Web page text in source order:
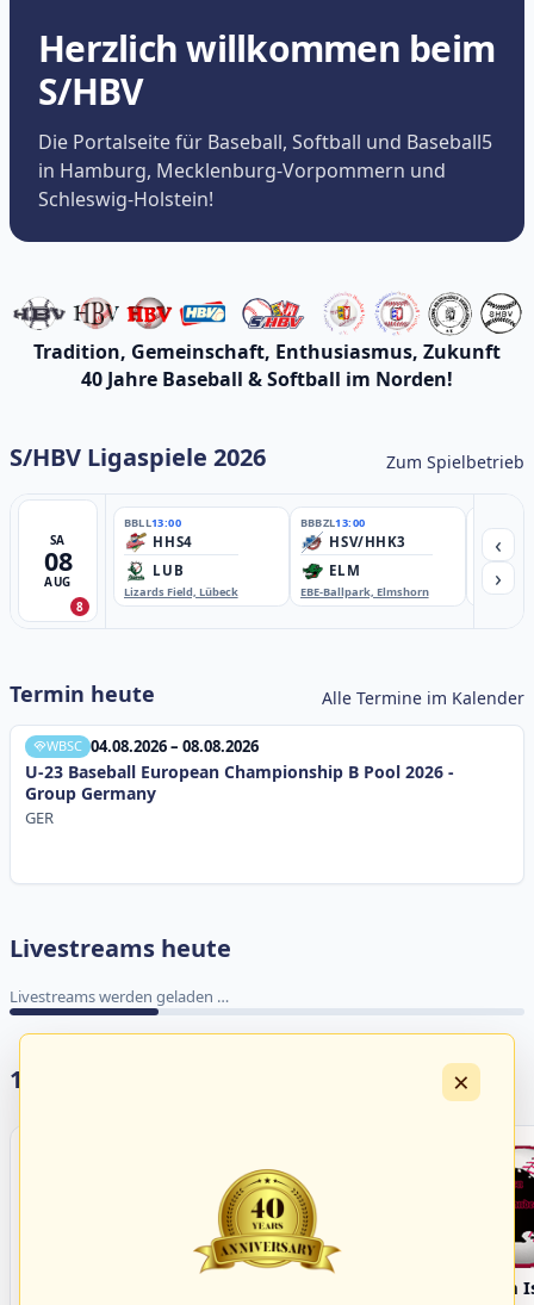
Herzlich willkommen beim
S/HBV
Die Portalseite für Baseball, Softball und Baseball5
in Hamburg, Mecklenburg-Vorpommern und
Schleswig-Holstein!
Tradition, Gemeinschaft, Enthusiasmus, Zukunft
40 Jahre Baseball & Softball im Norden!
S/HBV Ligaspiele 2026 Zum Spielbetrieb
SA
08
AUG
8
BBLL13:00
HHS4
LUB
Lizards Field, Lübeck
BBBZL13:00
HSV/HHK3
ELM
EBE-Ballpark, Elmshorn
‹
›
Termin heute Alle Termine im Kalender
WBSC 04.08.2026 – 08.08.2026
U-23 Baseball European Championship B Pool 2026 -
Group Germany
GER
Livestreams heute
Livestreams werden geladen …
17 Vereine im S/HBV
Fehmarn
×